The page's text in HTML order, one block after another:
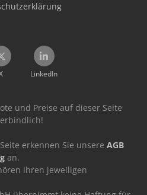
LinkedIn
und Preise auf dieser Seite
erkennen Sie unsere AGB
an.
ihren jeweiligen